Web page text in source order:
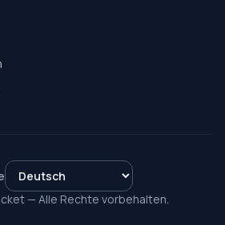
— Alle Rechte vorbehalten.